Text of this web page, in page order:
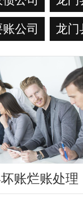
公司 龙门
账烂账处理